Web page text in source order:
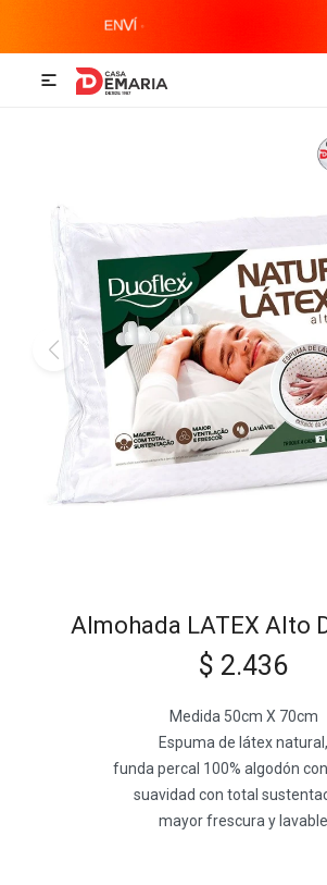

Almohada LATEX Alto
$ 2.436
Medida 50cm X 70cm
Espuma de látex natural,
funda percal 100% algodón
suavidad con total
mayor frescura y lavable
Imagen y Sonido
Audio
Accesorios